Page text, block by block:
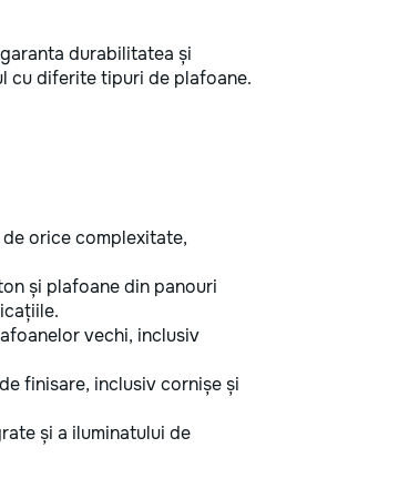
durabilitatea și
cu diferite tipuri de plafoane.
orice complexitate,
și plafoane din panouri
vechi, inclusiv
finisare, inclusiv cornișe și
și a iluminatului de